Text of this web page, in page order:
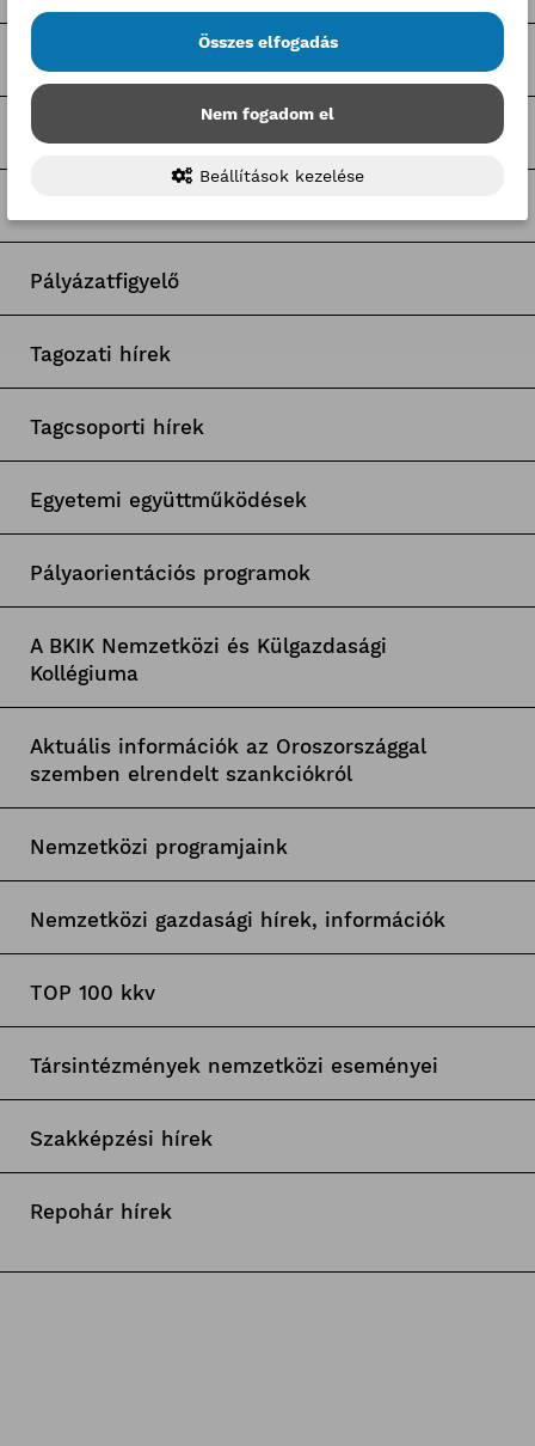
BKIK Szakképzési Iroda pályázatok
Nagy Elek cikkek
Pályázatfigyelő
Tagozati hírek
Tagcsoporti hírek
Egyetemi együttműködések
Pályaorientációs programok
A BKIK Nemzetközi és Külgazdasági
Kollégiuma
Aktuális információk az Oroszországgal
szemben elrendelt szankciókról
Nemzetközi programjaink
Nemzetközi gazdasági hírek, információk
TOP 100 kkv
Társintézmények nemzetközi eseményei
Szakképzési hírek
Repohár hírek
Összes elfogadás
Nem fogadom el
Beállítások kezelése